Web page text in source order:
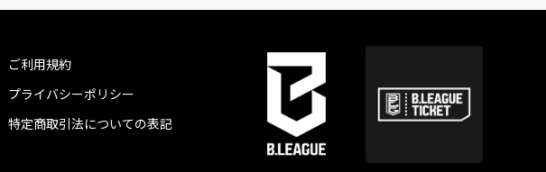
ご利用規約
プライバシーポリシー
特定商取引法についての表記